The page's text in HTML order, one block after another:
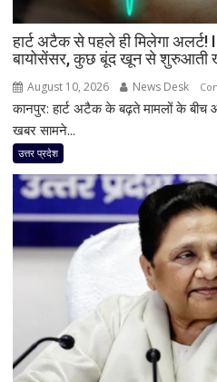
हार्ट अटैक से पहले ही मिलेगा
बायोसेंसर, कुछ बूंद खून से शुरुआती
August 10, 2026 News Desk
कानपुर: हार्ट अटैक के बढ़ते मामलों के बीच
खबर सामने...
उत्तर प्रदेश